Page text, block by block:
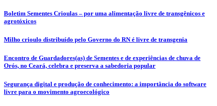
Boletim Sementes Crioulas – por uma alimentação livre de transgênicos e
agrotóxicos
Milho crioulo distribuído pelo Governo do RN é livre de transgenia
Encontro de Guardadores(as) de Sementes e de experiências de chuva de
Orós, no Ceará, celebra e preserva a sabedoria popular
Segurança digital e produção de conhecimento: a importância do software
livre para o movimento agroecológico